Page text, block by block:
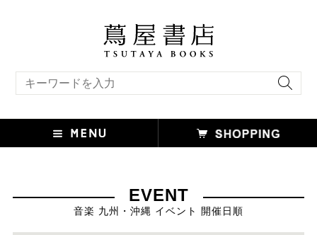
EVENT
音楽 九州・沖縄 イベント 開催日順